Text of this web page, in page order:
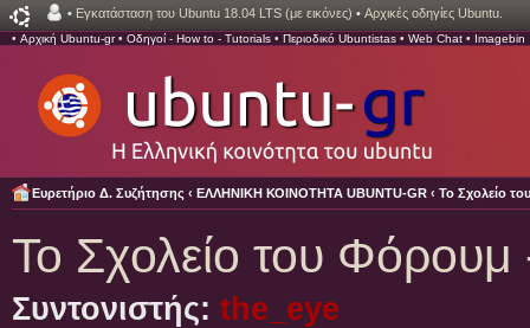
• Εγκατάσταση του Ubuntu 18.04 LTS (με εικόνες) • Αρχικές οδηγίες Ubuntu.
• Αρχική Ubuntu-gr• Οδηγοί - How to - Tutorials • Περιοδικό Ubuntistas • Web Chat • Imagebin
Ευρετήριο Δ. Συζήτησης ‹ ΕΛΛΗΝΙΚΗ ΚΟΙΝΟΤΗΤΑ UBUNTU-GR ‹ Το Σχολείο
Το Σχολείο του
Συντονιστής: the_eye